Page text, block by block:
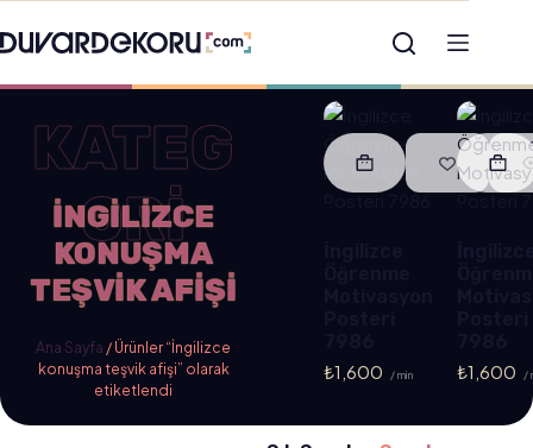
KATEG
ORİ
İNGILIZCE
KONUŞMA
TEŞVIK AFIŞI
Ana Sayfa / Ürünler “İngilizce
konuşma teşvik afişi” olarak
etiketlendi
₺1,600 / min
₺1,600 /